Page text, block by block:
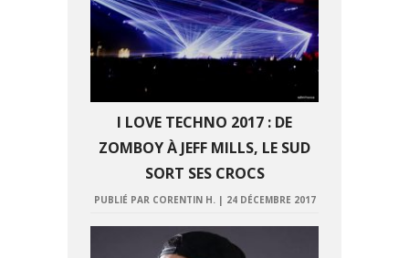
I LOVE TECHNO 2017 : DE
ZOMBOY À JEFF MILLS, LE SUD
SORT SES CROCS
PUBLIÉ PAR CORENTIN H. | 24 DÉCEMBRE 2017